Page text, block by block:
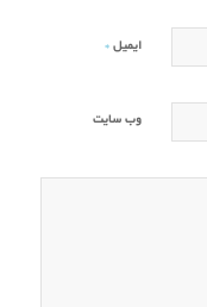
ایمیل *
وب‌ سایت